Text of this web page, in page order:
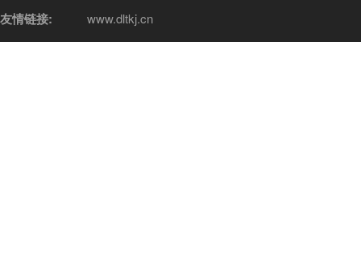
友情链接: www.dltkj.cn